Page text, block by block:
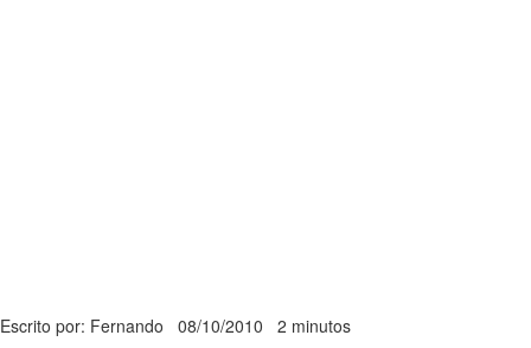
Escrito por: Fernando 08/10/2010 2 minutos